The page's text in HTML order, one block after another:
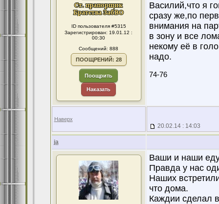
ID пользователя #5315
Зарегистрирован: 19.01.12 :
00:30
Сообщений: 888
ПООЩРЕНИЙ: 28
Поощрить
Наказать
Василий,что я
сразу же,по
внимания на
в зону и все
некому её в
надо.
74-76
Наверх
20.02.14 : 14:03
ja
Ваши и наши
Правда у нас
Наших
что дома.
Каждии сделал